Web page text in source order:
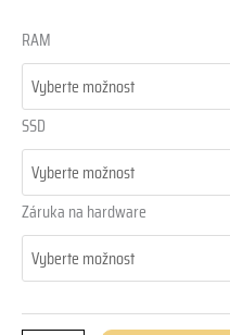
RAM
SSD
Záruka na hardware
ThinClient
ZOLID.SLAB
množství